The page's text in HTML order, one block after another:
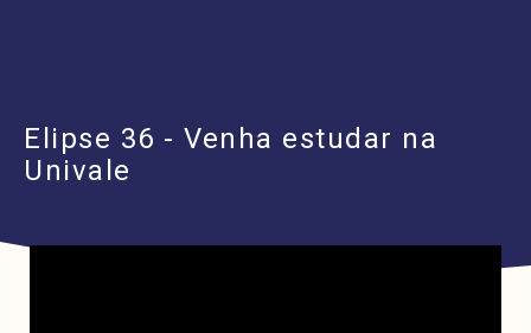
Elipse 36 - Venha estudar na
Univale